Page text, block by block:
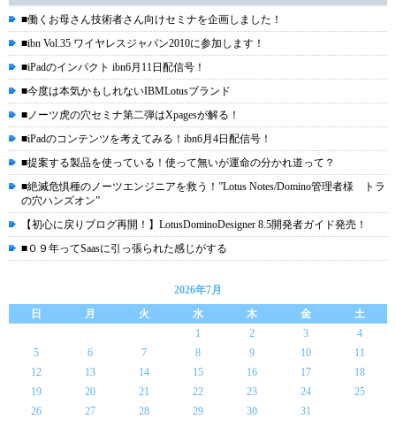
■働くお母さん技術者さん向けセミナを企画しました！
■ibn Vol.35 ワイヤレスジャパン2010に参加します！
■iPadのインパクト ibn6月11日配信号！
■今度は本気かもしれないIBMLotusブランド
■ノーツ虎の穴セミナ第二弾はXpagesが解る！
■iPadのコンテンツを考えてみる！ibn6月4日配信号！
■提案する製品を使っている！使って無いが運命の分かれ道って？
■絶滅危惧種のノーツエンジニアを救う！”Lotus Notes/Domino管理者様 トラ
の穴ハンズオン”
【初心に戻りブログ再開！】LotusDominoDesigner 8.5開発者ガイド発売！
■０９年ってSaasに引っ張られた感じがする
2026年7月
日
月 火 水 木 金
土
1
2 3
4
5
6 7 8 9 10
11
12
13 14 15 16 17
18
19
20 21 22 23 24
25
26
27 28 29 30 31